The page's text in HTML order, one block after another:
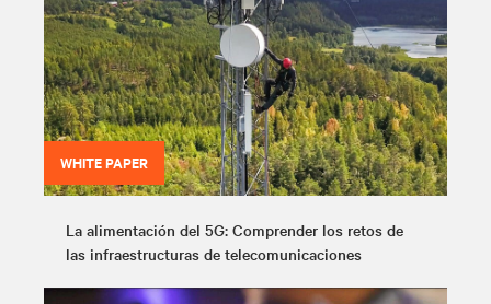
WHITE PAPER
La alimentación del 5G: Comprender los retos de
las infraestructuras de telecomunicaciones